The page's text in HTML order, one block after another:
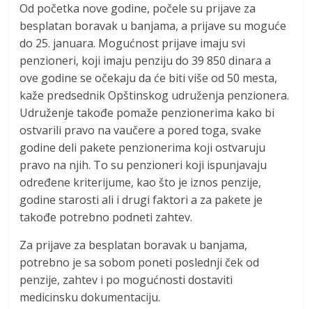
Od početka nove godine, počele su prijave za
besplatan boravak u banjama, a prijave su moguće
do 25. januara. Mogućnost prijave imaju svi
penzioneri, koji imaju penziju do 39 850 dinara a
ove godine se očekaju da će biti više od 50 mesta,
kaže predsednik Opštinskog udruženja penzionera.
Udruženje takođe pomaže penzionerima kako bi
ostvarili pravo na vaučere a pored toga, svake
godine deli pakete penzionerima koji ostvaruju
pravo na njih. To su penzioneri koji ispunjavaju
određene kriterijume, kao što je iznos penzije,
godine starosti ali i drugi faktori a za pakete je
takođe potrebno podneti zahtev.
Za prijave za besplatan boravak u banjama,
potrebno je sa sobom poneti poslednji ček od
penzije, zahtev i po mogućnosti dostaviti
medicinsku dokumentaciju.